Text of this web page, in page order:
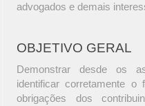
advogados e demais
OBJETIVO GERAL
Demonstrar desde os
identificar corretamente o
obrigações dos